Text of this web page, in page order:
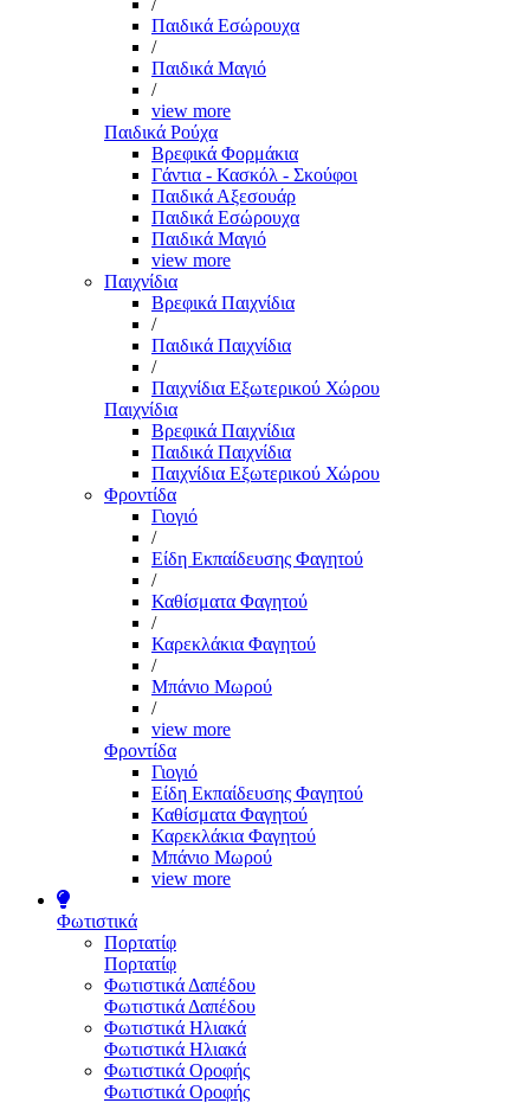
/
Παιδικά Εσώρουχα
/
Παιδικά Μαγιό
/
view more
Παιδικά Ρούχα
Βρεφικά Φορμάκια
Γάντια - Κασκόλ - Σκούφοι
Παιδικά Αξεσουάρ
Παιδικά Εσώρουχα
Παιδικά Μαγιό
view more
Παιχνίδια
Βρεφικά Παιχνίδια
/
Παιδικά Παιχνίδια
/
Παιχνίδια Εξωτερικού Χώρου
Παιχνίδια
Βρεφικά Παιχνίδια
Παιδικά Παιχνίδια
Παιχνίδια Εξωτερικού Χώρου
Φροντίδα
Γιογιό
/
Είδη Εκπαίδευσης Φαγητού
/
Καθίσματα Φαγητού
/
Καρεκλάκια Φαγητού
/
Μπάνιο Μωρού
/
view more
Φροντίδα
Γιογιό
Είδη Εκπαίδευσης Φαγητού
Καθίσματα Φαγητού
Καρεκλάκια Φαγητού
Μπάνιο Μωρού
view more
Φωτιστικά
Πορτατίφ
Πορτατίφ
Φωτιστικά Δαπέδου
Φωτιστικά Δαπέδου
Φωτιστικά Ηλιακά
Φωτιστικά Ηλιακά
Φωτιστικά Οροφής
Φωτιστικά Οροφής